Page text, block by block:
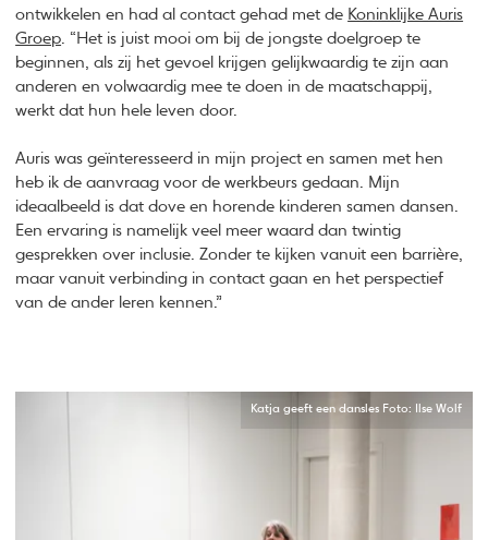
ontwikkelen en had al contact gehad met de Koninklijke Auris
Groep . “Het is juist mooi om bij de jongste doelgroep te
beginnen, als zij het gevoel krijgen gelijkwaardig te zijn aan
anderen en volwaardig mee te doen in de maatschappij,
werkt dat hun hele leven door.
Auris was geïnteresseerd in mijn project en samen met hen
heb ik de aanvraag voor de werkbeurs gedaan. Mijn
ideaalbeeld is dat dove en horende kinderen samen dansen.
Een ervaring is namelijk veel meer waard dan twintig
gesprekken over inclusie. Zonder te kijken vanuit een barrière,
maar vanuit verbinding in contact gaan en het perspectief
van de ander leren kennen.”
Katja geeft een dansles Foto: Ilse Wolf